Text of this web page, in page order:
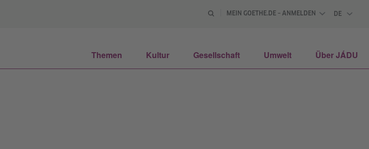
MEIN GOETHE.DE – ANMELDEN
DE
Themen Kultur Gesellschaft Umwelt Über JÁDU